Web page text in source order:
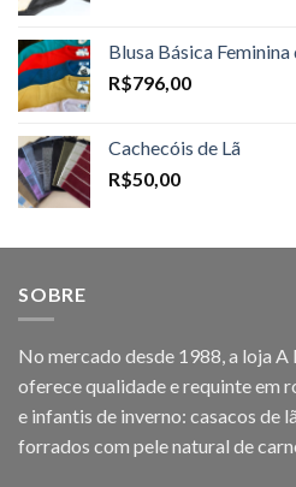
Blusa Básica
R$796,00
Cachecóis de Lã
R$50,00
SOBRE
No mercado desde 1988, a loja
oferece qualidade e requinte em
e infantis de inverno: casacos de
forrados com pele natural de